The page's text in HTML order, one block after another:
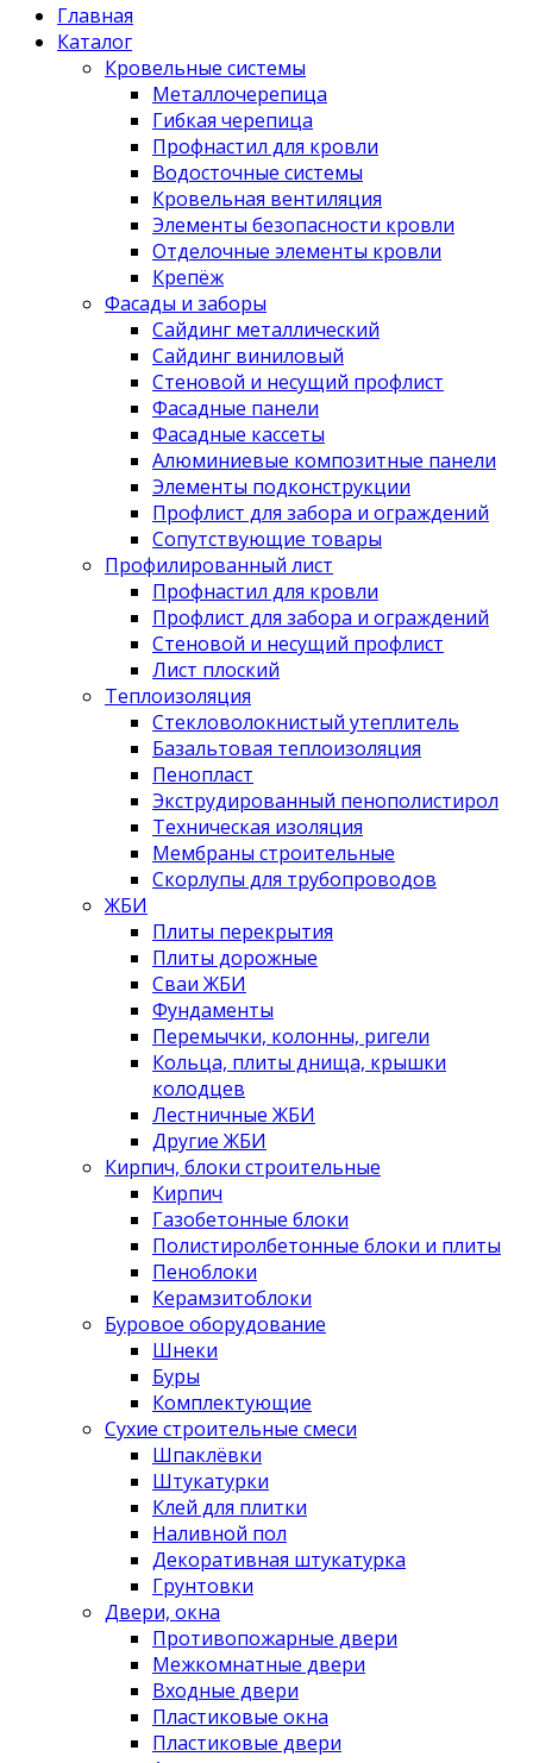
Главная
Каталог
Кровельные системы
Металлочерепица
Гибкая черепица
Профнастил для кровли
Водосточные системы
Кровельная вентиляция
Элементы безопасности кровли
Отделочные элементы кровли
Крепёж
Фасады и заборы
Сайдинг металлический
Сайдинг виниловый
Стеновой и несущий профлист
Фасадные панели
Фасадные кассеты
Алюминиевые композитные панели
Элементы подконструкции
Профлист для забора и ограждений
Сопутствующие товары
Профилированный лист
Профнастил для кровли
Профлист для забора и ограждений
Стеновой и несущий профлист
Лист плоский
Теплоизоляция
Стекловолокнистый утеплитель
Базальтовая теплоизоляция
Пенопласт
Экструдированный пенополистирол
Техническая изоляция
Мембраны строительные
Скорлупы для трубопроводов
ЖБИ
Плиты перекрытия
Плиты дорожные
Сваи ЖБИ
Фундаменты
Перемычки, колонны, ригели
Кольца, плиты днища, крышки
колодцев
Лестничные ЖБИ
Другие ЖБИ
Кирпич, блоки строительные
Кирпич
Газобетонные блоки
Полистиролбетонные блоки и плиты
Пеноблоки
Керамзитоблоки
Буровое оборудование
Шнеки
Буры
Комплектующие
Сухие строительные смеси
Шпаклёвки
Штукатурки
Клей для плитки
Наливной пол
Декоративная штукатурка
Грунтовки
Двери, окна
Противопожарные двери
Межкомнатные двери
Входные двери
Пластиковые окна
Пластиковые двери